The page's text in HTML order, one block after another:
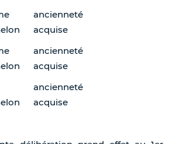
ancienneté
acquise
ancienneté
acquise
ancienneté
acquise